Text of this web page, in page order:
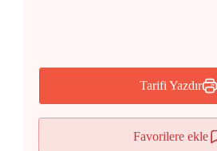
Tarifi Yazdır
Favorilere ekle